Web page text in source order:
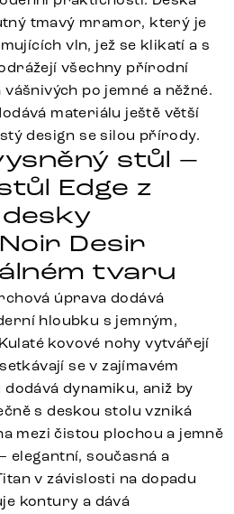
tmavý mramor, který je
vln, jež se klikatí a s
všechny přírodní
po jemné a něžné.
materiálu ještě větší
design se silou přírody.
stůl –
Edge z
Desir
tvaru
úprava dodává
hloubku s jemným,
kovové nohy vytvářejí
se v zajímavém
dynamiku, aniž by
s deskou stolu vzniká
mezi čistou plochou a jemně
elegantní, současná a
v závislosti na dopadu
kontury a dává